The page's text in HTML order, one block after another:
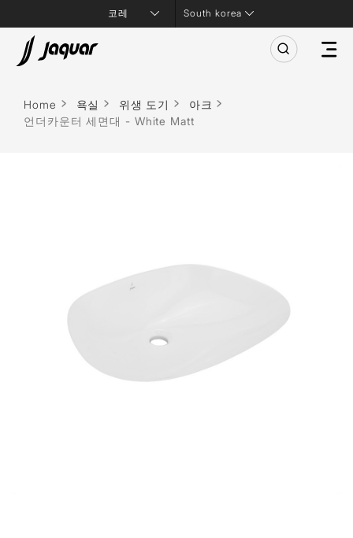
South korea
Home 욕실 위생 도기
아크
언더카운터 세면대 - White Matt